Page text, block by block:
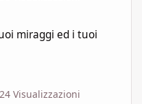
miraggi ed i tuoi
Visualizzazioni